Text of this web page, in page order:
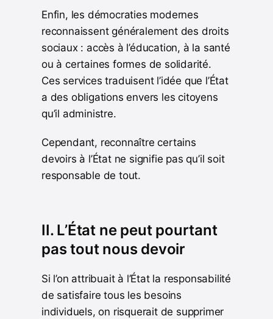
Enfin, les démocraties modernes
reconnaissent généralement des droits
sociaux : accès à l’éducation, à la santé
ou à certaines formes de solidarité.
Ces services traduisent l’idée que l’État
a des obligations envers les citoyens
qu’il administre.
Cependant, reconnaître certains
devoirs à l’État ne signifie pas qu’il soit
responsable de tout.
II. L’État ne peut pourtant
pas tout nous devoir
Si l’on attribuait à l’État la responsabilité
de satisfaire tous les besoins
individuels, on risquerait de supprimer